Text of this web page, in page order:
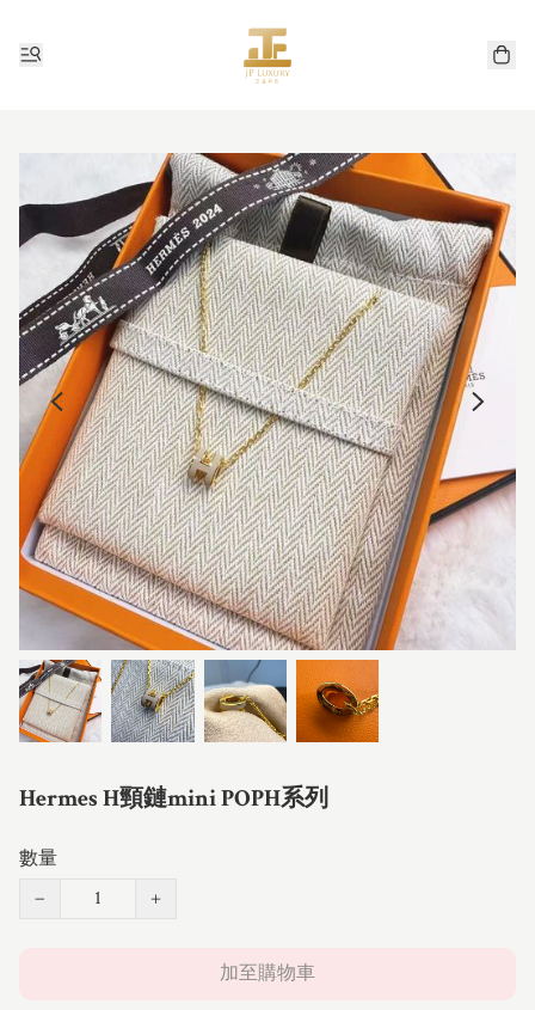
Hermes H頸鏈mini POPH系列
數量
−
+
加至購物車